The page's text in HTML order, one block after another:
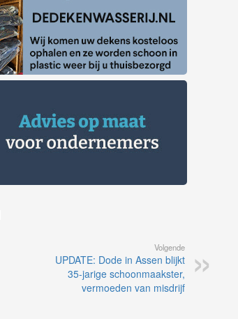
Volgende
UPDATE: Dode in Assen blijkt
35-jarige schoonmaakster,
vermoeden van misdrijf